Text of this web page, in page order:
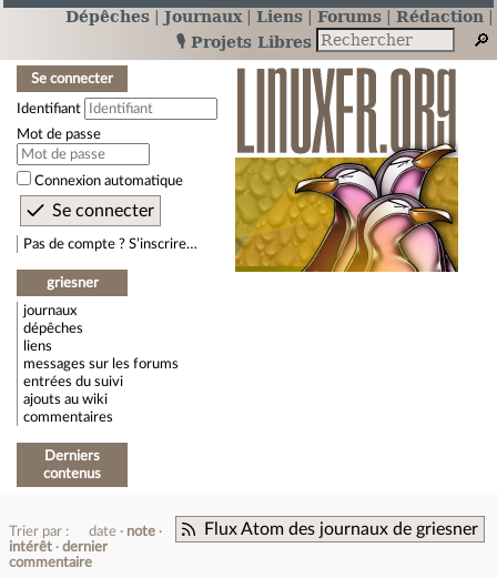
Dépêches Journaux Liens Forums
Rédaction
🎙️ Projets Libres
Se connecter
Identifiant
Mot de passe
Connexion automatique
Pas de compte ? S’inscrire…
griesner
journaux
dépêches
liens
messages sur les forums
entrées du suivi
ajouts au wiki
commentaires
Derniers
contenus
Flux Atom des journaux de griesner
Trier par : date
note
intérêt
dernier
commentaire